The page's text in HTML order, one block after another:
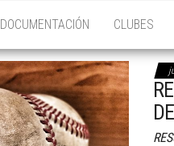
DEL
DE
DE
ASTURIAS
DOCUMENTACIÓN CLUBES